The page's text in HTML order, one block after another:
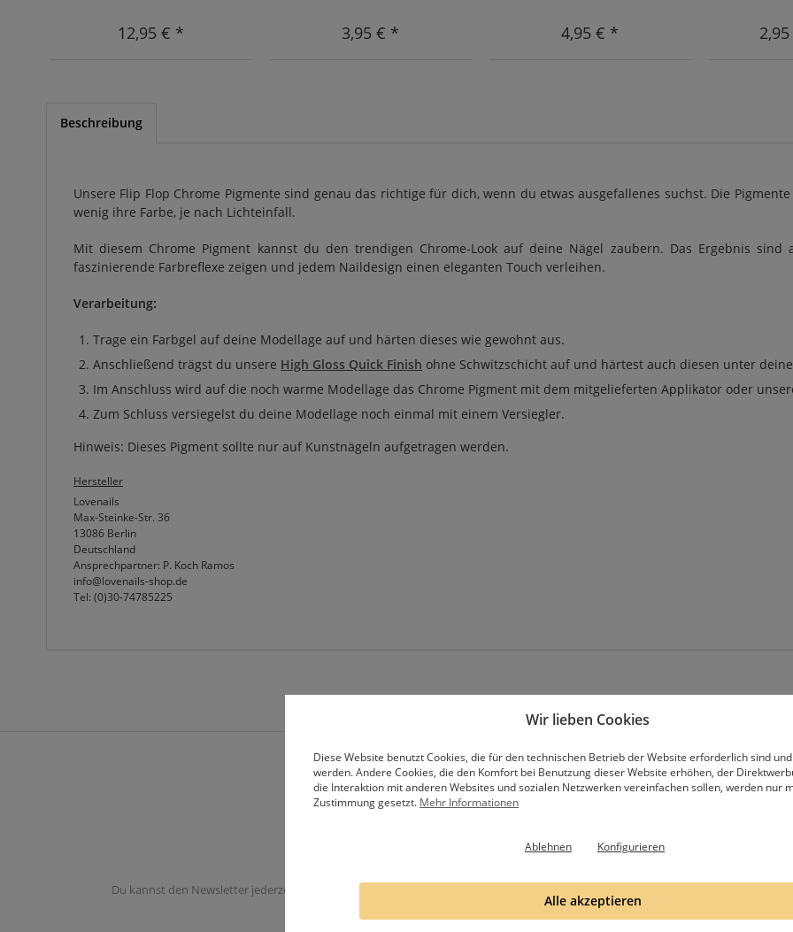
12,95 € * 3,95 € * 4,95 € *
Beschreibung
Unsere Flip Flop Chrome Pigmente sind genau das richtige für dich, wenn du etwas ausgefallenes suchst. Die
wenig ihre Farbe, je nach Lichteinfall.
Mit diesem Chrome Pigment kannst du den trendigen Chrome-Look auf deine Nägel zaubern. Das Ergebnis
faszinierende Farbreflexe zeigen und jedem Naildesign einen eleganten Touch verleihen.
Verarbeitung:
Trage ein Farbgel auf deine Modellage auf und härten dieses wie gewohnt aus.
Anschließend trägst du unsere High Gloss Quick Finish ohne Schwitzschicht auf und härtest auch diesen unter
Im Anschluss wird auf die noch warme Modellage das Chrome Pigment mit dem mitgelieferten Applikator oder
Zum Schluss versiegelst du deine Modellage noch einmal mit einem Versiegler.
Hinweis: Dieses Pigment sollte nur auf Kunstnägeln aufgetragen werden.
Hersteller
Lovenails
Max-Steinke-Str. 36
13086 Berlin
Deutschland
Ansprechpartner: P. Koch Ramos
info@lovenails-shop.de
Tel: (0)30-74785225
Abonniere unseren Newsletter
Du kannst den Newsletter jederzeit abbestellen. Du erhälst eine Email, bitte bestätige die Anmeldung mit dem Bestätigungslink
Datenschutzbestimmungen
Wir lieben Cookies
Diese Website benutzt Cookies, die für den technischen Betrieb der Website erforderlich sind
werden. Andere Cookies, die den Komfort bei Benutzung dieser Website erhöhen, der
die Interaktion mit anderen Websites und sozialen Netzwerken vereinfachen sollen, werden nur
Zustimmung gesetzt. Mehr Informationen
Ablehnen Konfigurieren
Alle akzeptieren